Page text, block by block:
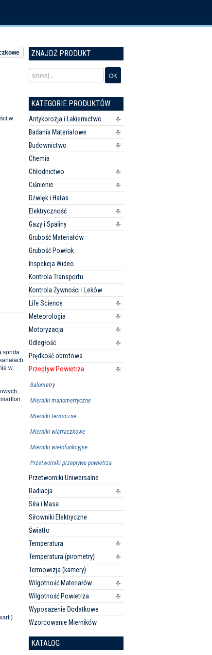
w
sonda
w
ZNAJDŹ PRODUKT
KATEGORIE PRODUKTÓW
Antykorozja i Lakiernictwo
Badania Materiałowe
Budownictwo
Chemia
Chłodnictwo
Ciśnienie
Dźwięk i Hałas
Elektryczność
Gazy i Spaliny
Grubość Materiałów
Grubość Powłok
Inspekcja Wideo
Kontrola Transportu
Kontrola Żywności i Leków
Life Science
Meteorologia
Motoryzacja
Odległość
Prędkość obrotowa
Przepływ Powietrza
Balometry
Mierniki manometryczne
Mierniki termiczne
Mierniki wiatraczkowe
Mierniki wielofunkcyjne
Przetworniki przepływu powietrza
Przetworniki Uniwersalne
Radiacja
Siła i Masa
Siłowniki Elektryczne
Światło
Temperatura
Temperatura (pirometry)
Termowizja (kamery)
Wilgotność Materiałów
Wilgotność Powietrza
Wyposażenie Dodatkowe
Wzorcowanie Mierników
KATALOG